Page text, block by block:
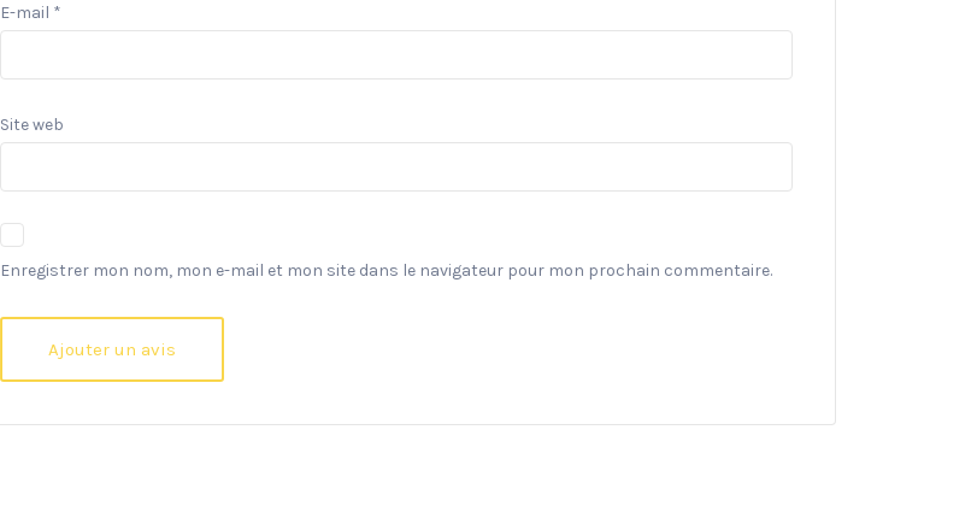
E-mail *
Site web
Enregistrer mon nom, mon e-mail et mon site dans le navigateur pour mon prochain commentaire.